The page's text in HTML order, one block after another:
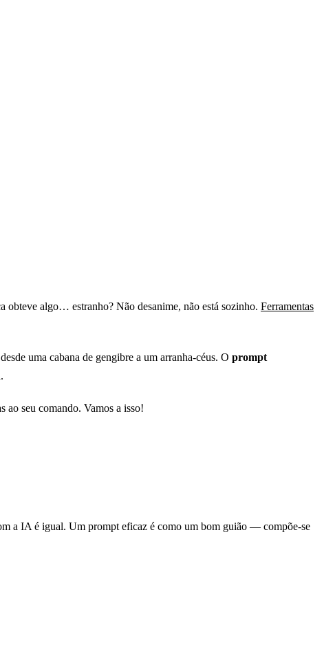
obteve algo… estranho? Não desanime, não está sozinho. Ferramentas
uma cabana de gengibre a um arranha-céus. O prompt
ao seu comando. Vamos a isso!
a IA é igual. Um prompt eficaz é como um bom guião — compõe-se